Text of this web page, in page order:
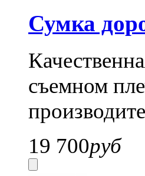
Сумка
съемном
19 700руб